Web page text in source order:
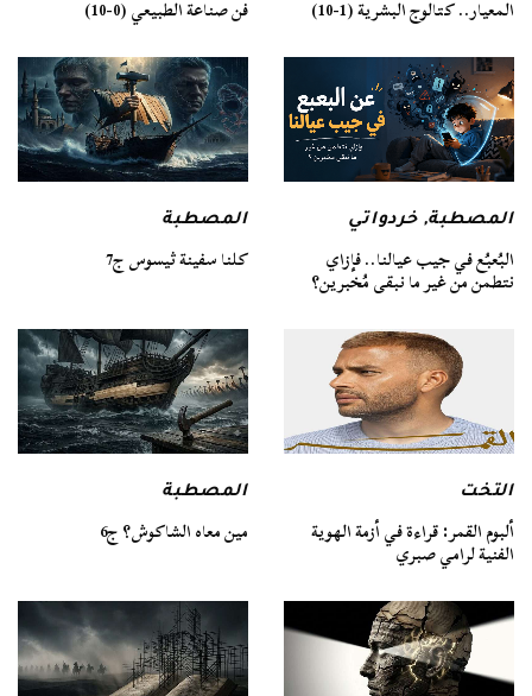
المعيار.. كتالوج البشرية (1-10) فن صناعة الطبيعي (0-10)
المصطبة,خردواتي
البُعبُع في جيب عيالنا.. فإزاي
نتطمن من غير ما نبقى مُخبرين؟
المصطبة
كلنا سفينة ثيسوس ج7
التخت
ألبوم القمر: قراءة في أزمة الهوية
الفنية لرامي صبري
المصطبة
مين معاه الشاكوش؟ ج6